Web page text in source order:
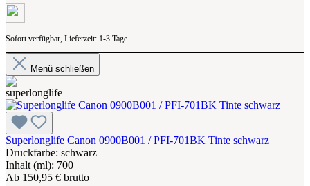
Sofort verfügbar, Lieferzeit: 1-3 Tage
Menü schließen
Superlonglife Canon 0900B001 / PFI-701BK Tinte schwarz
Druckfarbe: schwarz
Inhalt (ml): 700
Ab 150,95 € brutto